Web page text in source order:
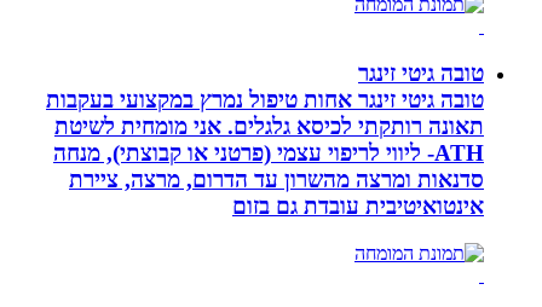
טובה גיטי זינגר
טובה גיטי זינגר אחות טיפול נמרץ במקצועי בעקבות
תאונה רותקתי לכיסא גלגלים. אני מומחית לשיטת
ATH- ליווי לריפוי עצמי (פרטני או קבוצתי), מנחה
סדנאות ומרצה מהשרון עד הדרום, מרצה, ציירת
אינטואיטיבית עובדת גם בזום